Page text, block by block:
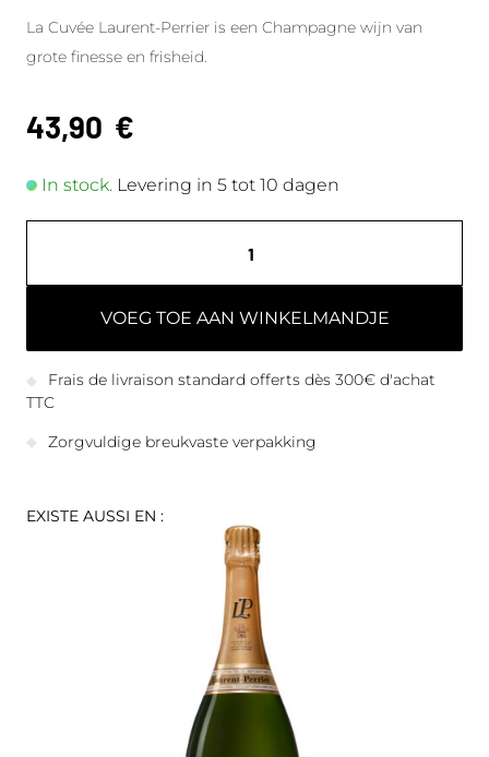
La Cuvée Laurent-Perrier is een Champagne wijn van
grote finesse en frisheid.
43,90 €
In stock. Levering in 5 tot 10 dagen
VOEG TOE AAN WINKELMANDJE
Frais de livraison standard offerts dès 300€ d'achat
TTC
Zorgvuldige breukvaste verpakking
EXISTE AUSSI EN :